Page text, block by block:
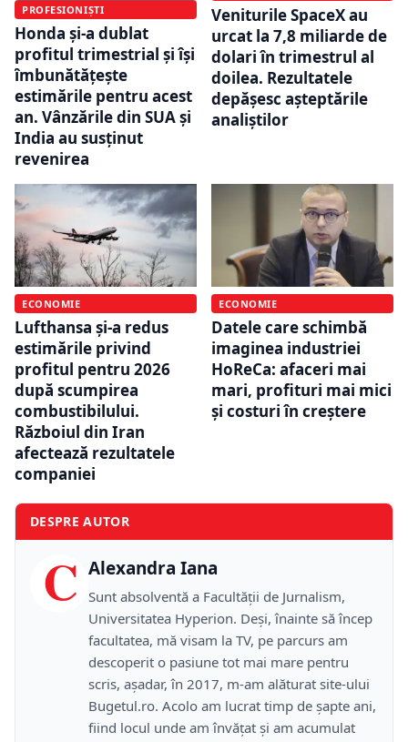
PROFESIONIȘTI
Honda și-a dublat
profitul trimestrial și își
îmbunătățește
estimările pentru acest
an. Vânzările din SUA și
India au susținut
revenirea
Veniturile SpaceX au
urcat la 7,8 miliarde de
dolari în trimestrul al
doilea. Rezultatele
depășesc așteptările
analiștilor
ECONOMIE
Lufthansa și-a redus
estimările privind
profitul pentru 2026
după scumpirea
combustibilului.
Războiul din Iran
afectează rezultatele
companiei
ECONOMIE
Datele care schimbă
imaginea industriei
HoReCa: afaceri mai
mari, profituri mai mici
și costuri în creștere
DESPRE AUTOR
C Alexandra Iana
Sunt absolventă a Facultății de Jurnalism,
Universitatea Hyperion. Deși, înainte să încep
facultatea, mă visam la TV, pe parcurs am
descoperit o pasiune tot mai mare pentru
scris, așadar, în 2017, m-am alăturat site-ului
Bugetul.ro. Acolo am lucrat timp de șapte ani,
fiind locul unde am învățat și am acumulat